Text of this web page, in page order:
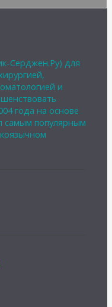
Серджен.Ру) для
и
года на основе
самым популярным